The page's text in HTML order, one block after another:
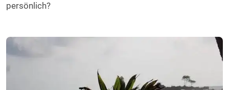
persönlich?